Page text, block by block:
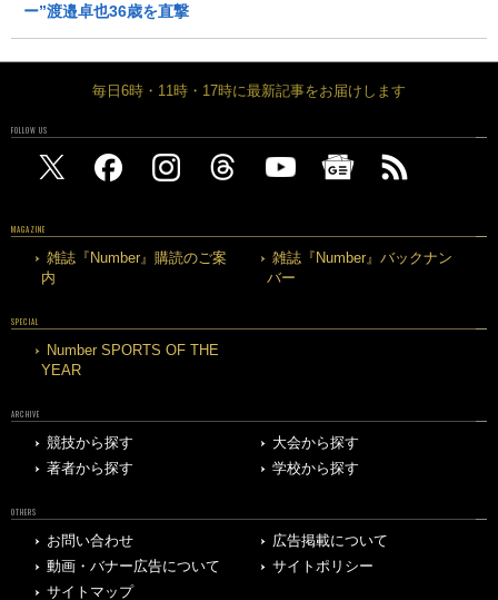
ー”渡邉卓也36歳を直撃
毎日6時・11時・17時に最新記事をお届けします
FOLLOW US
MAGAZINE
雑誌『Number』購読のご案
内
雑誌『Number』バックナン
バー
SPECIAL
Number SPORTS OF THE
YEAR
ARCHIVE
競技から探す
大会から探す
著者から探す
学校から探す
OTHERS
お問い合わせ
広告掲載について
動画・バナー広告について
サイトポリシー
サイトマップ